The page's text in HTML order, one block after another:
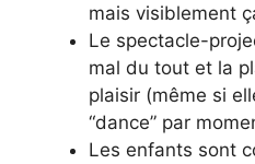
mais visiblement
Le spectacle-
mal du tout et la
plaisir (même si
“dance” par
Les enfants sont